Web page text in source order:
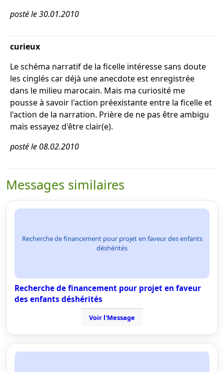
posté le 30.01.2010
curieux
Le schéma narratif de la ficelle intéresse sans doute
les cinglés car déjà une anecdote est enregistrée
dans le milieu marocain. Mais ma curiosité me
pousse à savoir l'action préexistante entre la ficelle et
l'action de la narration. Prière de ne pas être ambigu
mais essayez d'être clair(e).
posté le 08.02.2010
Messages similaires
Recherche de financement pour projet en faveur des enfants
déshérités
Recherche de financement pour projet en faveur
des enfants déshérités
Voir l'Message